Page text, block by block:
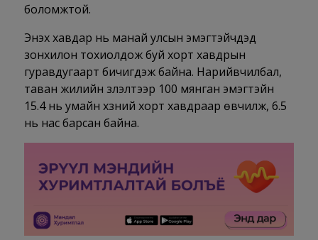
боломжтой.
Энэхүү хавдар нь манай улсын эмэгтэйчүүдэд
зонхилон тохиолдож буй хорт хавдрын
гуравдугаарт бичигдэж байна. Нарийвчилбал,
таван жилийн үзүүлэлтээр 100 мянган эмэгтэйн
15.4 нь умайн хүзүүний хорт хавдраар өвчилж, 6.5
нь нас барсан байна.